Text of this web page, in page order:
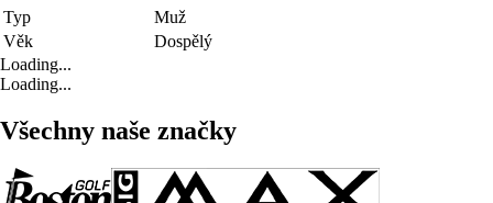
Typ
Muž
Věk
Dospělý
Loading...
Loading...
Všechny naše značky